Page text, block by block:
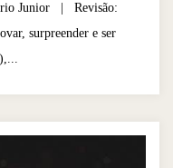
Junior | Revisão:
surpreender e ser